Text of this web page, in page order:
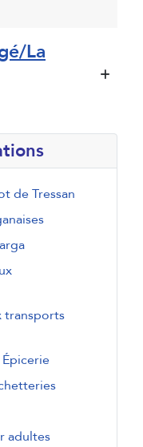
de Tressan
transports
adultes
La